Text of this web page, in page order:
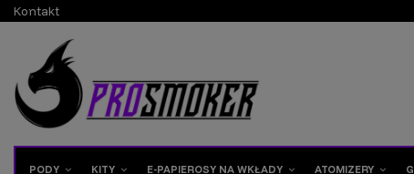
Kontakt
PODY KITY E-PAPIEROSY NA WKŁADY ATOMIZERY